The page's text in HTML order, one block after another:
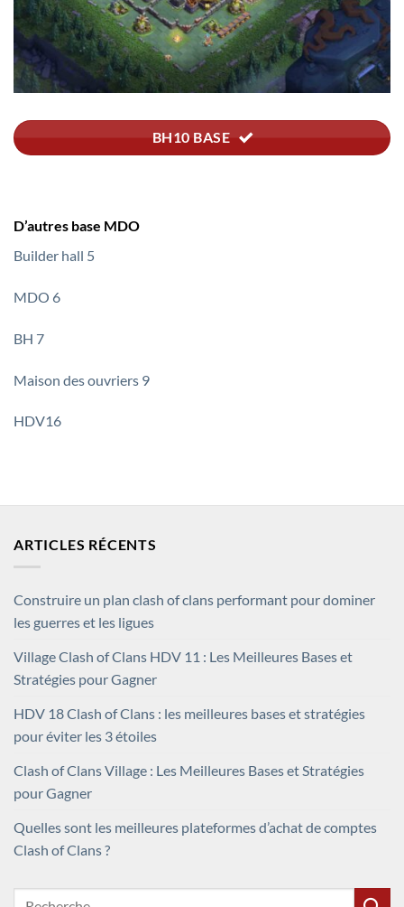
BH10 BASE
D’autres base MDO
Builder hall 5
MDO 6
BH 7
Maison des ouvriers 9
HDV16
ARTICLES RÉCENTS
Construire un plan clash of clans performant pour dominer
les guerres et les ligues
Village Clash of Clans HDV 11 : Les Meilleures Bases et
Stratégies pour Gagner
HDV 18 Clash of Clans : les meilleures bases et stratégies
pour éviter les 3 étoiles
Clash of Clans Village : Les Meilleures Bases et Stratégies
pour Gagner
Quelles sont les meilleures plateformes d’achat de comptes
Clash of Clans ?